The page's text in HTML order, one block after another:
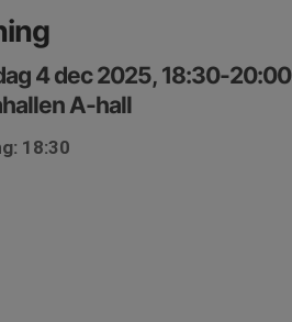
4 dec 2025, 18:30-20:00
A-hall
18:30